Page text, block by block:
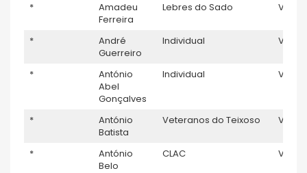
*
Amadeu
Ferreira
Lebres do Sado V5
*
André
Guerreiro
Individual V5
*
António
Abel
Gonçalves
Individual V5
*
António
Batista
Veteranos do Teixoso V5
*
António
Belo
CLAC V5